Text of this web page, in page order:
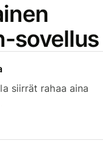
sovellus
siirrät rahaa aina